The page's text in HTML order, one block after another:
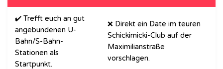
✔️ Trefft euch an gut
angebundenen U-
Bahn/S-Bahn-
Stationen als
Startpunkt.
❌ Direkt ein Date im teuren
Schickimicki-Club auf der
Maximilianstraße
vorschlagen.